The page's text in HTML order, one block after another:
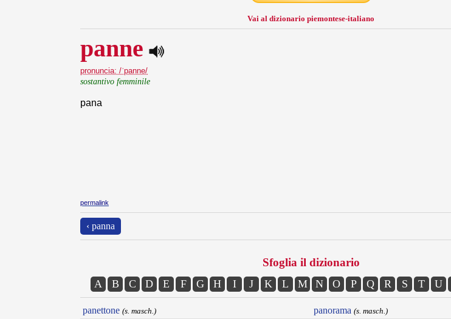
Vai al dizionario piemontese-italiano
panne
pronuncia: /ˈpanne/
sostantivo femminile
pana
permalink
‹ panna
Sfoglia il dizionario
A B C D E F G H I J K L M N O P Q R S T U
panettone (s. masch.) panorama (s. masch.)